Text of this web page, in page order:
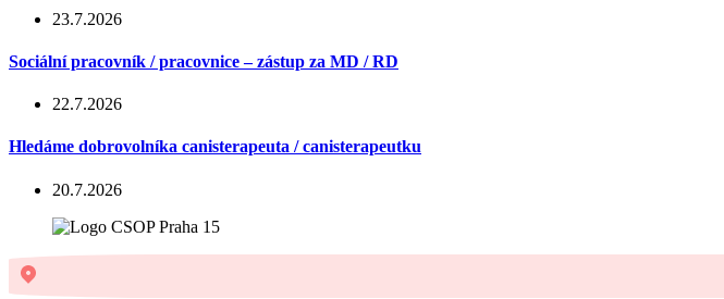
23.7.2026
Sociální pracovník / pracovnice – zástup za MD / RD
22.7.2026
Hledáme dobrovolníka canisterapeuta / canisterapeutku
20.7.2026